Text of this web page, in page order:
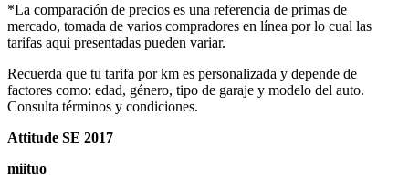
*La comparación de precios es una referencia de primas de
mercado, tomada de varios compradores en línea por lo cual las
tarifas aqui presentadas pueden variar.
Recuerda que tu tarifa por km es personalizada y depende de
factores como: edad, género, tipo de garaje y modelo del auto.
Consulta términos y condiciones.
Attitude SE 2017
miituo